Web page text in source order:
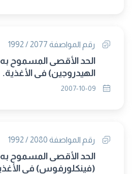
رقم المواصفة 2077 / 1992
الحد الأقصى المسموح به
الهيدروجين) فى الأغذية.
رقم المواصفة 2080 / 1992
الحد الأقصى المسموح به
(فينكلورفوس) فى